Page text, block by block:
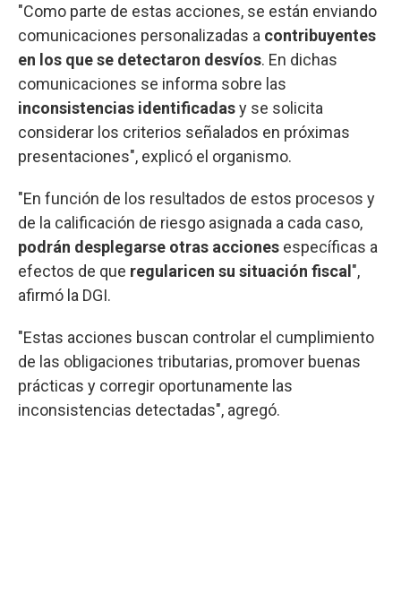
"Como parte de estas acciones, se están enviando
comunicaciones personalizadas a contribuyentes
en los que se detectaron desvíos. En dichas
comunicaciones se informa sobre las
inconsistencias identificadasy se solicita
considerar los criterios señalados en próximas
presentaciones", explicó el organismo.
"En función de los resultados de estos procesos y
de la calificación de riesgo asignada a cada caso,
podrán desplegarse otras acciones específicas a
efectos de que regularicen su situación fiscal ",
afirmó la DGI.
"Estas acciones buscan controlar el cumplimiento
de las obligaciones tributarias, promover buenas
prácticas y corregir oportunamente las
inconsistencias detectadas", agregó.